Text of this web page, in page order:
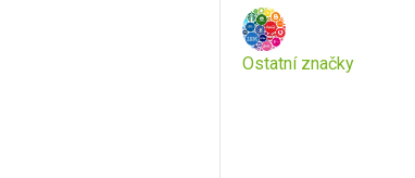
Ostatní značky